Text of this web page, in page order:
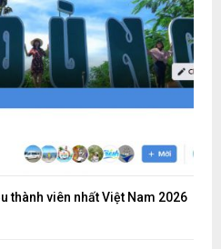
thành viên nhất Việt Nam 2026